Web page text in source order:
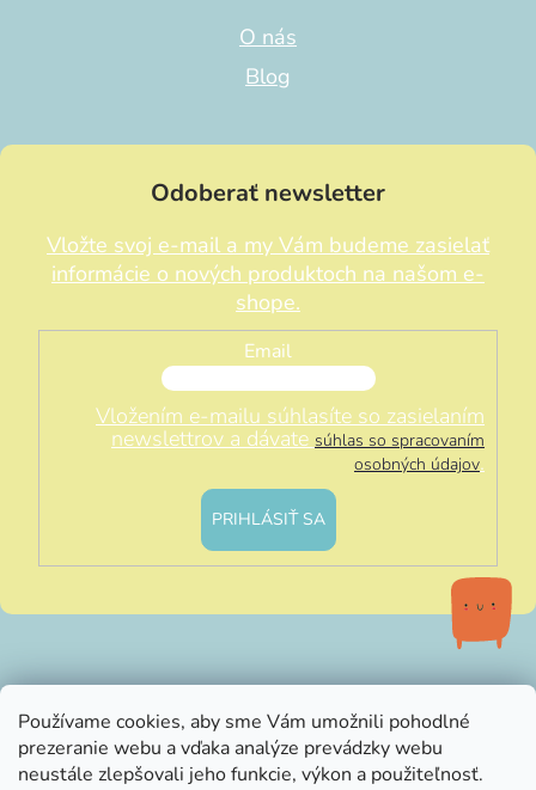
Používame cookies, aby sme Vám umožnili pohodlné
prezeranie webu a vďaka analýze prevádzky webu
neustále zlepšovali jeho funkcie, výkon a použiteľnosť.
O nás
Blog
Odoberať newsletter
Vložte svoj e-mail a my Vám budeme zasielať
informácie o nových produktoch na našom e-
shope.
Email
Vložením e-mailu súhlasíte so zasielaním
newslettrov a dávate súhlas so spracovaním
osobných údajov.
PRIHLÁSIŤ SA
info@littleluna.sk